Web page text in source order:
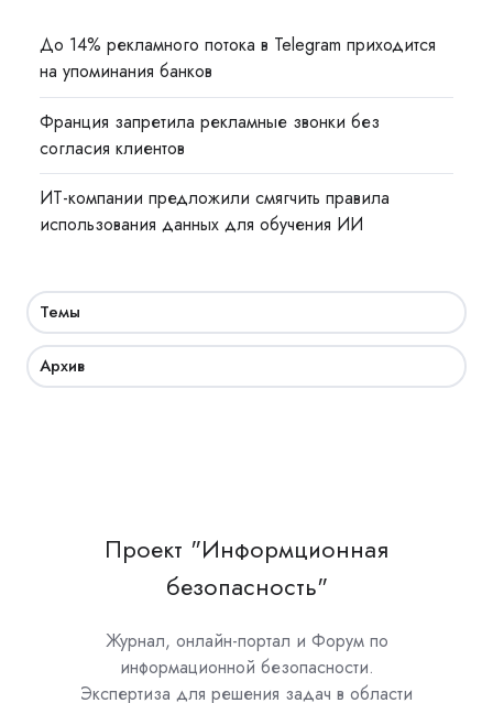
До 14% рекламного потока в Telegram приходится
на упоминания банков
Франция запретила рекламные звонки без
согласия клиентов
ИТ-компании предложили смягчить правила
использования данных для обучения ИИ
Темы
Архив
Проект "Информционная
безопасность"
Журнал, онлайн-портал и Форум по
информационной безопасности.
Экспертиза для решения задач в области